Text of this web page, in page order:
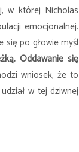
w której Nicholas
emocjonalnej.
się po głowie myśl
Oddawanie się
wniosek, że to
w tej dziwnej